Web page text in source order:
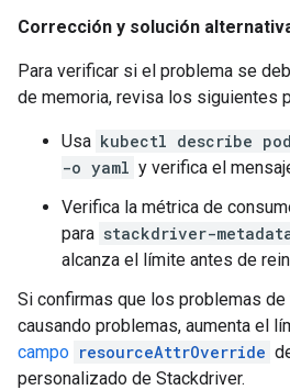
Corrección y solución
Para verificar si el problema se
de memoria, revisa los siguientes
Usa kubectl describe pod
-o yaml y verifica el
Verifica la métrica de
para stackdriver-
alcanza el límite antes de
Si confirmas que los problemas
causando problemas, aumenta el
campo resourceAttrOverride
personalizado de Stackdriver.